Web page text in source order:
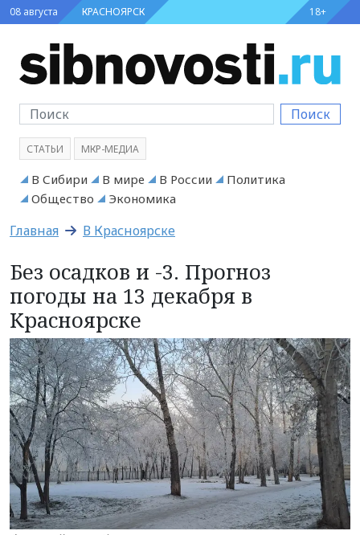
08 августа КРАСНОЯРСК 18+
Поиск
СТАТЬИ МКР-МЕДИА
В Сибири В мире В России
Политика
Общество
Экономика
Главная В Красноярске
Без осадков и -3. Прогноз
погоды на 13 декабря в
Красноярске